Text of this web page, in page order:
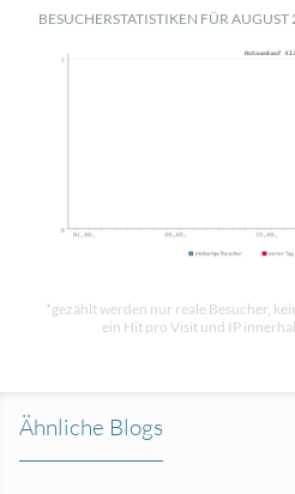
BESUCHERSTATISTIKEN FÜR AUGUST
*gezählt werden nur reale Besucher,
ein Hit pro Visit und IP
Ähnliche Blogs